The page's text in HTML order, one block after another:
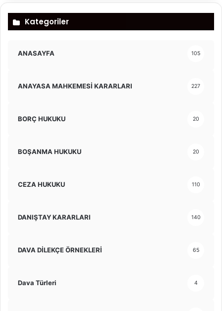
Kategoriler
ANASAYFA 105
ANAYASA MAHKEMESİ KARARLARI 227
BORÇ HUKUKU 20
BOŞANMA HUKUKU 20
CEZA HUKUKU 110
DANIŞTAY KARARLARI 140
DAVA DİLEKÇE ÖRNEKLERİ 65
Dava Türleri 4